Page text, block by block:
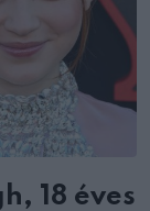
18 éves